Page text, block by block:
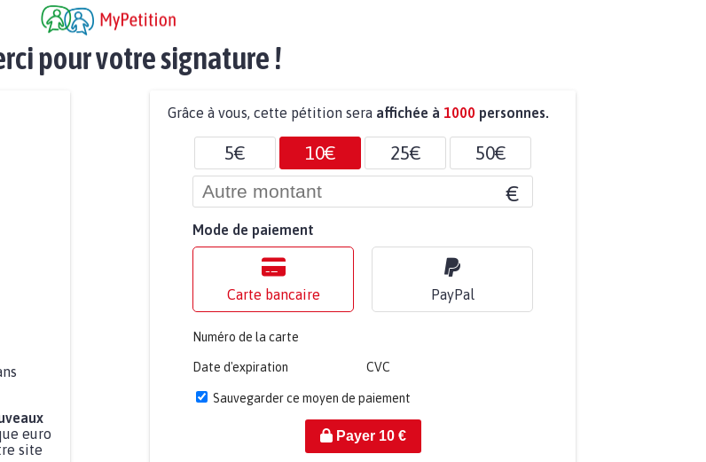
pour votre signature !
euro
site
Grâce à vous, cette pétition sera affichée à 1000 personnes.
5€ 10€ 25€ 50€
€
Mode de paiement
Carte bancaire PayPal
Numéro de la carte
Date d'expiration CVC
Sauvegarder ce moyen de paiement
Payer 10€